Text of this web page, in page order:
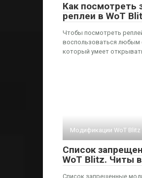
Как посмотреть
реплеи в WoT
Чтобы посмотреть
воспользоваться
который умеет
Модификации WoT Blitz
Список
WoT Blitz. Читы
Список запрещенные